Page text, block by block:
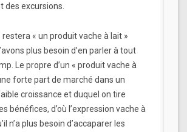
des excursions.
restera « un produit vache à lait »
plus besoin d’en parler à tout
Le propre d’un « produit vache à
forte part de marché dans un
croissance et duquel on tire
bénéfices, d’où l’expression vache à
n’a plus besoin d’accaparer les